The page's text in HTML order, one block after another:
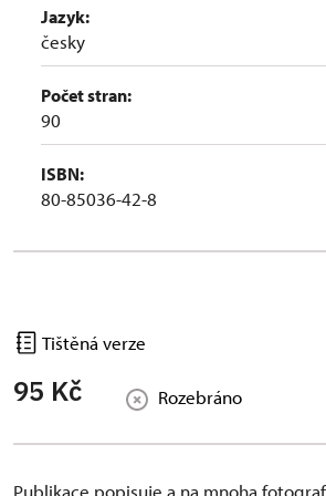
Jazyk:
česky
Počet stran:
90
ISBN:
80-85036-42-8
Tištěná verze
95 Kč Rozebráno